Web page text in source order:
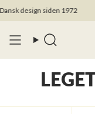
Spring
til
design siden 1972
Search